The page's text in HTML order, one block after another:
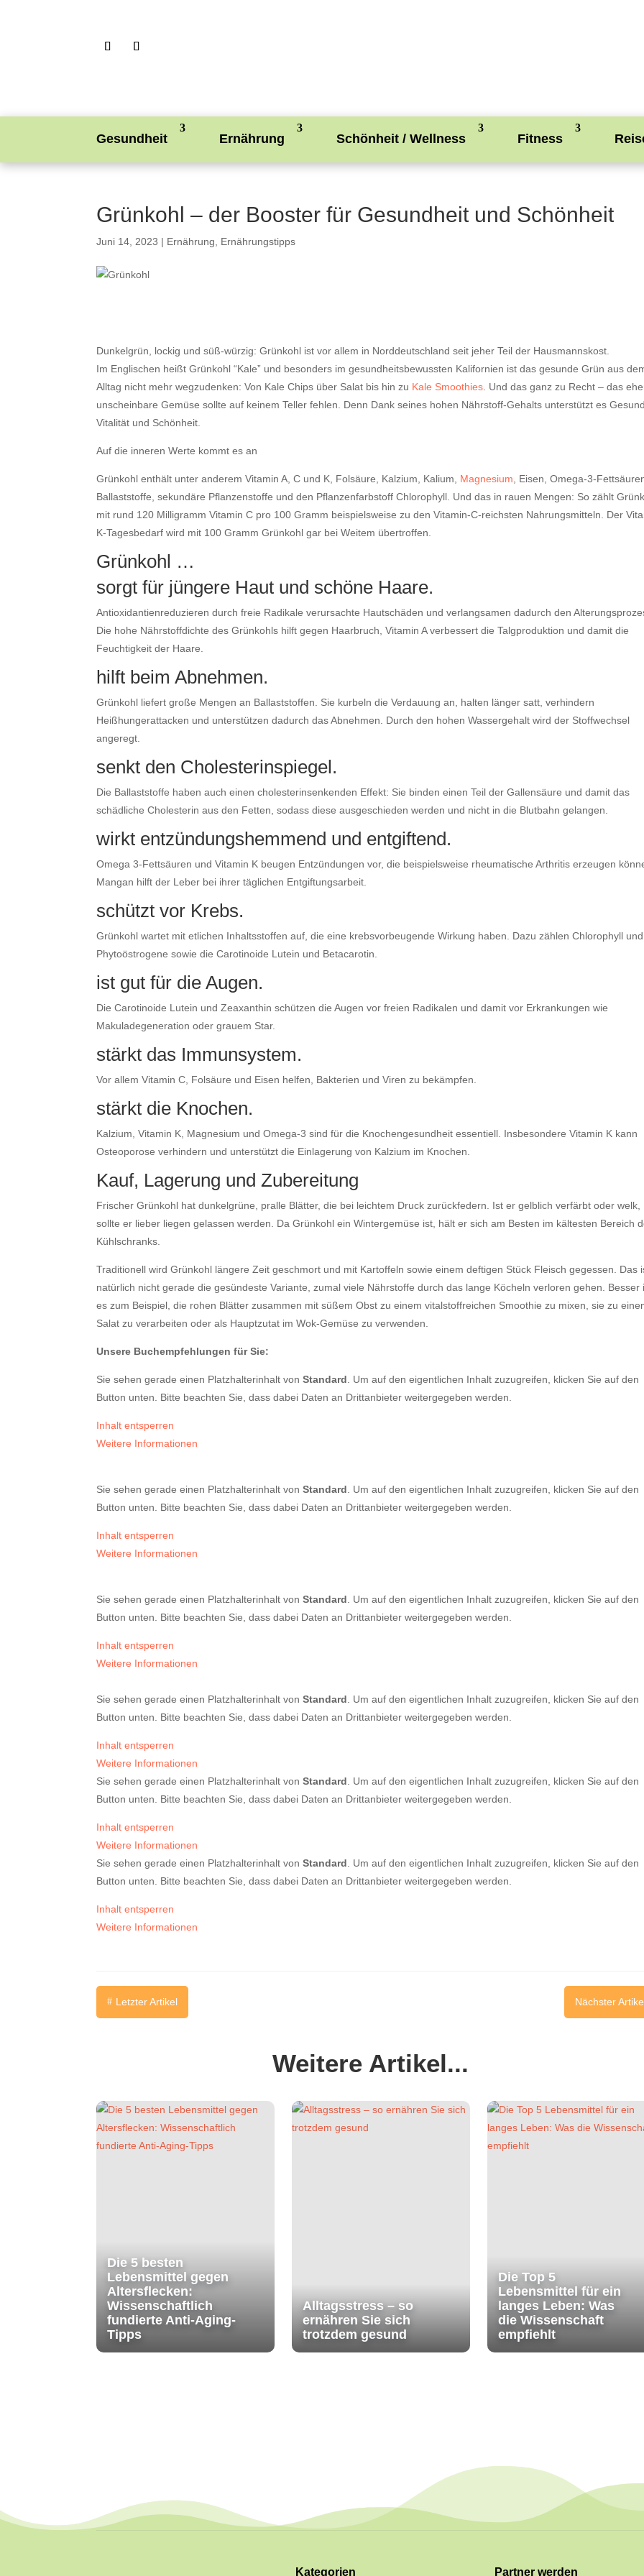
Gesundheit Ernährung Schönheit / Wellness Fitness
Grünkohl – der Booster für Gesundheit und Schönheit
Juni 14, 2023 | Ernährung Ernährungstipps
Dunkelgrün, lockig und süß-würzig: Grünkohl ist vor allem in Norddeutschland seit jeher Teil der Hausmannskost.
Im Englischen heißt Grünkohl “Kale” und besonders im gesundheitsbewussten Kalifornien ist das gesunde Grün aus
Alltag nicht mehr wegzudenken: Von Kale Chips über Salat bis hin zu Kale Smoothies. Und das ganz zu Recht – das
unscheinbare Gemüse sollte auf keinem Teller fehlen. Denn Dank seines hohen Nährstoff-Gehalts unterstützt es
Vitalität und Schönheit.
Auf die inneren Werte kommt es an
Grünkohl enthält unter anderem Vitamin A, C und K, Folsäure, Kalzium, Kalium, Magnesium, Eisen, Omega-3-
Ballaststoffe, sekundäre Pflanzenstoffe und den Pflanzenfarbstoff Chlorophyll. Und das in rauen Mengen: So zählt
mit rund 120 Milligramm Vitamin C pro 100 Gramm beispielsweise zu den Vitamin-C-reichsten Nahrungsmitteln. Der
K-Tagesbedarf wird mit 100 Gramm Grünkohl gar bei Weitem übertroffen.
Grünkohl …
sorgt für jüngere Haut und schöne Haare.
Antioxidantienreduzieren durch freie Radikale verursachte Hautschäden und verlangsamen dadurch den
Die hohe Nährstoffdichte des Grünkohls hilft gegen Haarbruch, Vitamin A verbessert die Talgproduktion und damit die
Feuchtigkeit der Haare.
hilft beim Abnehmen.
Grünkohl liefert große Mengen an Ballaststoffen. Sie kurbeln die Verdauung an, halten länger satt, verhindern
Heißhungerattacken und unterstützen dadurch das Abnehmen. Durch den hohen Wassergehalt wird der Stoffwechsel
angeregt.
senkt den Cholesterinspiegel.
Die Ballaststoffe haben auch einen cholesterinsenkenden Effekt: Sie binden einen Teil der Gallensäure und damit das
schädliche Cholesterin aus den Fetten, sodass diese ausgeschieden werden und nicht in die Blutbahn gelangen.
wirkt entzündungshemmend und entgiftend.
Omega 3-Fettsäuren und Vitamin K beugen Entzündungen vor, die beispielsweise rheumatische Arthritis erzeugen
Mangan hilft der Leber bei ihrer täglichen Entgiftungsarbeit.
schützt vor Krebs.
Grünkohl wartet mit etlichen Inhaltsstoffen auf, die eine krebsvorbeugende Wirkung haben. Dazu zählen Chlorophyll und
Phytoöstrogene sowie die Carotinoide Lutein und Betacarotin.
ist gut für die Augen.
Die Carotinoide Lutein und Zeaxanthin schützen die Augen vor freien Radikalen und damit vor Erkrankungen wie
Makuladegeneration oder grauem Star.
stärkt das Immunsystem.
Vor allem Vitamin C, Folsäure und Eisen helfen, Bakterien und Viren zu bekämpfen.
stärkt die Knochen.
Kalzium, Vitamin K, Magnesium und Omega-3 sind für die Knochengesundheit essentiell. Insbesondere Vitamin K kann
Osteoporose verhindern und unterstützt die Einlagerung von Kalzium im Knochen.
Kauf, Lagerung und Zubereitung
Frischer Grünkohl hat dunkelgrüne, pralle Blätter, die bei leichtem Druck zurückfedern. Ist er gelblich verfärbt oder welk,
sollte er lieber liegen gelassen werden. Da Grünkohl ein Wintergemüse ist, hält er sich am Besten im kältesten Bereich
Kühlschranks.
Traditionell wird Grünkohl längere Zeit geschmort und mit Kartoffeln sowie einem deftigen Stück Fleisch gegessen. Das
natürlich nicht gerade die gesündeste Variante, zumal viele Nährstoffe durch das lange Köcheln verloren gehen. Besser
es zum Beispiel, die rohen Blätter zusammen mit süßem Obst zu einem vitalstoffreichen Smoothie zu mixen, sie zu
Salat zu verarbeiten oder als Hauptzutat im Wok-Gemüse zu verwenden.
Unsere Buchempfehlungen für Sie:
Sie sehen gerade einen Platzhalterinhalt vonStandard. Um auf den eigentlichen Inhalt zuzugreifen, klicken Sie auf den
Button unten. Bitte beachten Sie, dass dabei Daten an Drittanbieter weitergegeben werden.
Inhalt entsperren
Weitere Informationen
Sie sehen gerade einen Platzhalterinhalt vonStandard. Um auf den eigentlichen Inhalt zuzugreifen, klicken Sie auf den
Button unten. Bitte beachten Sie, dass dabei Daten an Drittanbieter weitergegeben werden.
Inhalt entsperren
Weitere Informationen
Sie sehen gerade einen Platzhalterinhalt vonStandard. Um auf den eigentlichen Inhalt zuzugreifen, klicken Sie auf den
Button unten. Bitte beachten Sie, dass dabei Daten an Drittanbieter weitergegeben werden.
Inhalt entsperren
Weitere Informationen
Sie sehen gerade einen Platzhalterinhalt vonStandard. Um auf den eigentlichen Inhalt zuzugreifen, klicken Sie auf den
Button unten. Bitte beachten Sie, dass dabei Daten an Drittanbieter weitergegeben werden.
Inhalt entsperren
Weitere Informationen
Sie sehen gerade einen Platzhalterinhalt vonStandard. Um auf den eigentlichen Inhalt zuzugreifen, klicken Sie auf den
Button unten. Bitte beachten Sie, dass dabei Daten an Drittanbieter weitergegeben werden.
Inhalt entsperren
Weitere Informationen
Sie sehen gerade einen Platzhalterinhalt vonStandard. Um auf den eigentlichen Inhalt zuzugreifen, klicken Sie auf den
Button unten. Bitte beachten Sie, dass dabei Daten an Drittanbieter weitergegeben werden.
Inhalt entsperren
Weitere Informationen
# Letzter Artikel Nächster
Weitere Artikel...
Die 5 besten
Lebensmittel gegen
Altersflecken:
Wissenschaftlich
fundierte Anti-Aging-
Tipps
Alltagsstress – so
ernähren Sie sich
trotzdem gesund
Die Top 5
Lebensmittel für ein
langes Leben: Was
die Wissenschaft
empfiehlt
Kategorien Partner werden